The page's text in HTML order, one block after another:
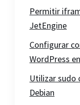
Permitir
JetEngine
Configurar
WordPress
Utilizar sudo
Debian